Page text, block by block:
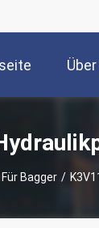
Bagger /